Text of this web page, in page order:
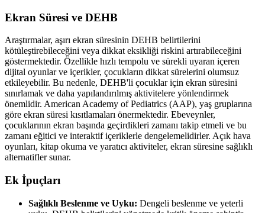
Ekran Süresi ve DEHB
Araştırmalar, aşırı ekran süresinin DEHB belirtilerini
kötüleştirebileceğini veya dikkat eksikliği riskini artırabileceğini
göstermektedir. Özellikle hızlı tempolu ve sürekli uyaran içeren
dijital oyunlar ve içerikler, çocukların dikkat sürelerini olumsuz
etkileyebilir. Bu nedenle, DEHB'li çocuklar için ekran süresini
sınırlamak ve daha yapılandırılmış aktivitelere yönlendirmek
önemlidir. American Academy of Pediatrics (AAP), yaş gruplarına
göre ekran süresi kısıtlamaları önermektedir. Ebeveynler,
çocuklarının ekran başında geçirdikleri zamanı takip etmeli ve bu
zamanı eğitici ve interaktif içeriklerle dengelemelidirler. Açık hava
oyunları, kitap okuma ve yaratıcı aktiviteler, ekran süresine sağlıklı
alternatifler sunar.
Ek İpuçları
Sağlıklı Beslenme ve Uyku: Dengeli beslenme ve yeterli